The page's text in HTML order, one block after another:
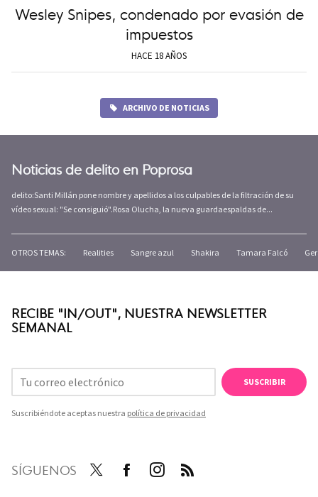
Wesley Snipes, condenado por evasión de
impuestos
HACE 18 AÑOS
ARCHIVO DE NOTICIAS
Noticias de delito en Poprosa
delito:Santi Millán pone nombre y apellidos a los culpables de la filtración de su
vídeo sexual: "Se consiguió".Rosa Olucha, la nueva guardaespaldas de...
OTROS TEMAS: Realities Sangre azul Shakira Tamara Falcó
RECIBE "IN/OUT", NUESTRA NEWSLETTER
SEMANAL
SUSCRIBIR
Suscribiéndote aceptas nuestra política de privacidad
SÍGUENOS